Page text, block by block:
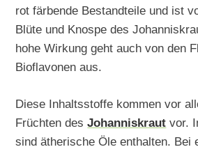
rot färbende Bestandteile und ist
Blüte und Knospe des
hohe Wirkung geht auch von den
Bioflavonen aus.
Diese Inhaltsstoffe kommen vor
Früchten desJohanniskraut vor.
sind ätherische Öle enthalten. Bei